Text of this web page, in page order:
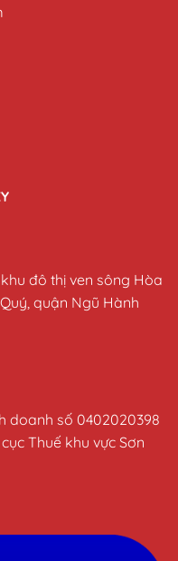
khu đô thị ven sông Hòa
quận Ngũ Hành
doanh số 0402020398
Thuế khu vực Sơn